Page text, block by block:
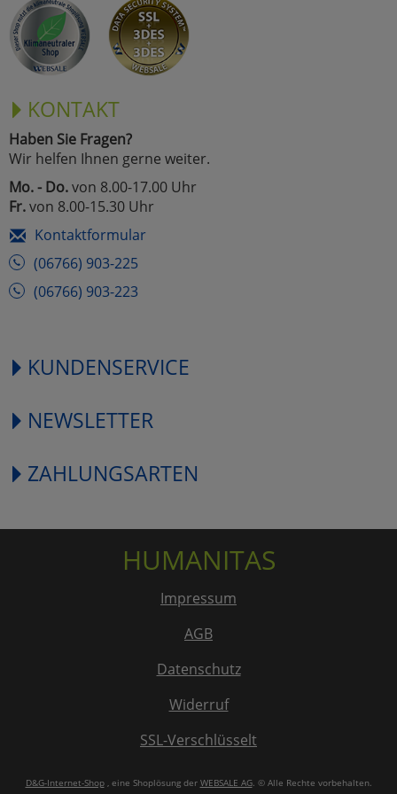
KONTAKT
Haben Sie Fragen?
Wir helfen Ihnen gerne weiter.
Mo. - Do.von 8.00-17.00 Uhr
Fr.von 8.00-15.30 Uhr
Kontaktformular
(06766) 903-225
(06766) 903-223
KUNDENSERVICE
NEWSLETTER
ZAHLUNGSARTEN
HUMANITAS
Impressum
AGB
Datenschutz
Widerruf
SSL-Verschlüsselt
D&G-Internet-Shop, eine Shoplösung der WEBSALE AG. © Alle Rechte vorbehalten.
Marketing
Alle Akzeptieren
Cookies
Einstellungen speichern